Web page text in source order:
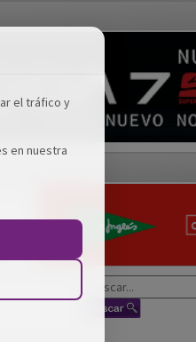
el tráfico y
en nuestra